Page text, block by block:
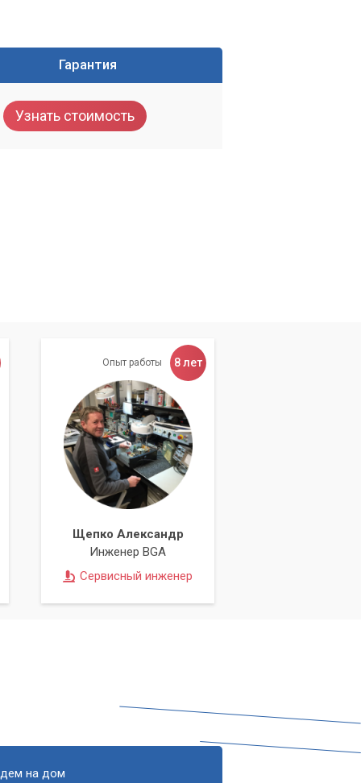
Гарантия
Узнать стоимость
Опыт работы 8 лет
Щепко Александр
Инженер BGA
Сервисный инженер
на дом